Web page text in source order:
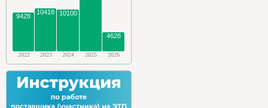
9428
10418 10100
4628
2022 2023 2024 2025 2026